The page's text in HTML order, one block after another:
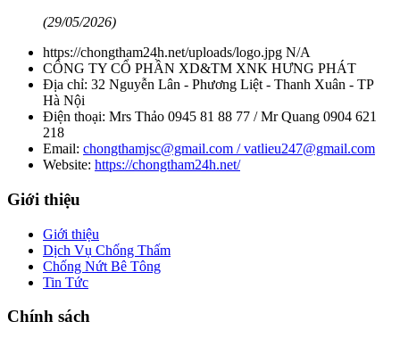
(29/05/2026)
https://chongtham24h.net/uploads/logo.jpg N/A
CÔNG TY CỔ PHẦN XD&TM XNK HƯNG PHÁT
Địa chỉ: 32 Nguyễn Lân - Phương Liệt - Thanh Xuân - TP
Hà Nội
Điện thoại: Mrs Thảo 0945 81 88 77 / Mr Quang 0904 621
218
Email: chongthamjsc@gmail.com / vatlieu247@gmail.com
Website: https://chongtham24h.net/
Giới thiệu
Giới thiệu
Dịch Vụ Chống Thấm
Chống Nứt Bê Tông
Tin Tức
Chính sách